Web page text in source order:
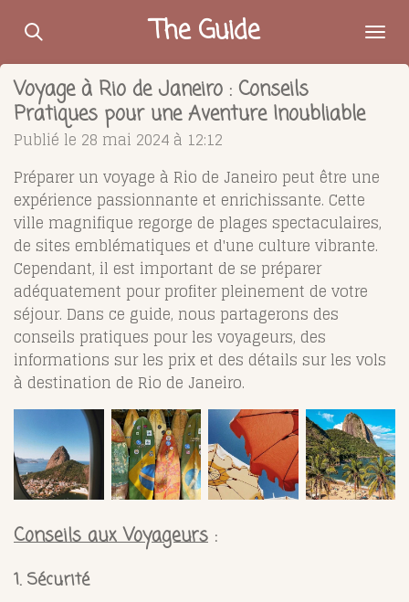
Passer
contenu
principal
The Guide
Voyage à Rio de Janeiro : Conseils
Pratiques pour une Aventure Inoubliable
Publié le 28 mai 2024 à 12:12
Préparer un voyage à Rio de Janeiro peut être une
expérience passionnante et enrichissante. Cette
ville magnifique regorge de plages spectaculaires,
de sites emblématiques et d'une culture vibrante.
Cependant, il est important de se préparer
adéquatement pour profiter pleinement de votre
séjour. Dans ce guide, nous partagerons des
conseils pratiques pour les voyageurs, des
informations sur les prix et des détails sur les vols
à destination de Rio de Janeiro.
Conseils aux Voyageurs :
1. Sécurité